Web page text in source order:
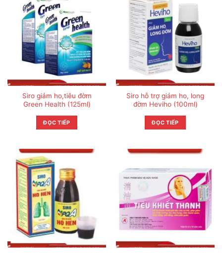
Siro giảm ho,tiêu đờm
Green Health (125ml)
ĐỌC TIẾP
Siro hỗ trợ giảm ho, long
đờm Heviho (100ml)
ĐỌC TIẾP